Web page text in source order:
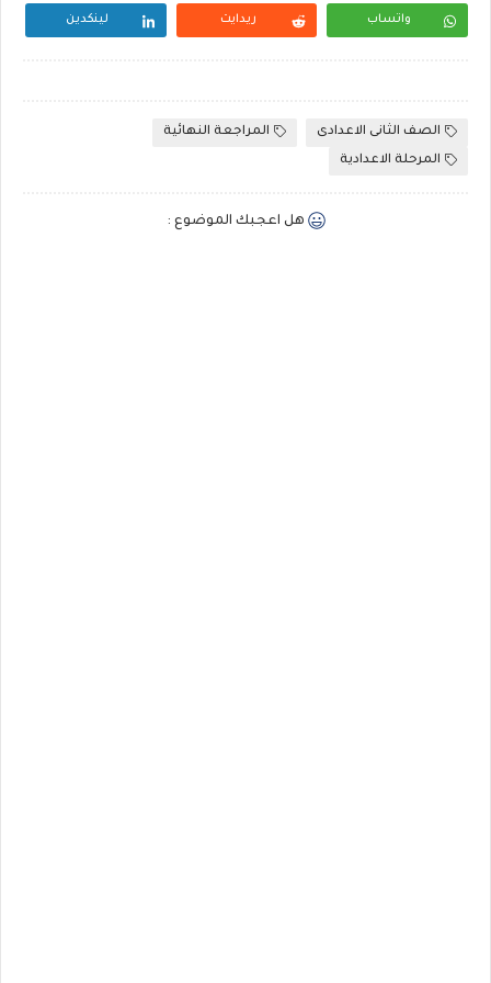
واتساب ريدايت لينكدين
الصف الثانى الاعدادى
المراجعة النهائية
المرحلة الاعدادية
هل اعجبك الموضوع :